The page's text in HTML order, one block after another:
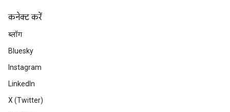
कनेक्ट करें
ब्लॉग
Bluesky
Instagram
LinkedIn
X (Twitter)